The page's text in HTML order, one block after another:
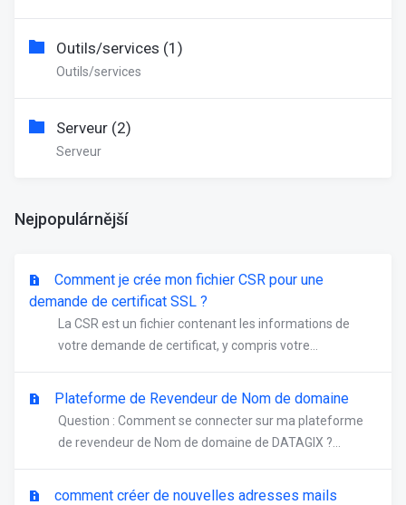
Outils/services (1)
Outils/services
Serveur (2)
Serveur
Nejpopulárnější
Comment je crée mon fichier CSR pour une
demande de certificat SSL ?
La CSR est un fichier contenant les informations de
votre demande de certificat, y compris votre...
Plateforme de Revendeur de Nom de domaine
Question : Comment se connecter sur ma plateforme
de revendeur de Nom de domaine de DATAGIX ?...
comment créer de nouvelles adresses mails